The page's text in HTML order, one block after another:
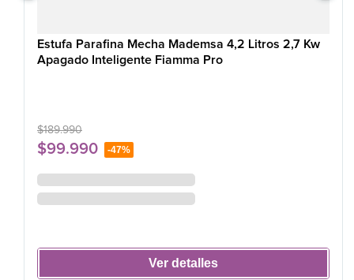
Estufa Parafina Mecha Mademsa 4,2 Litros 2,7 Kw
Apagado Inteligente Fiamma Pro
$189.990
$99.990 -47%
Ver detalles